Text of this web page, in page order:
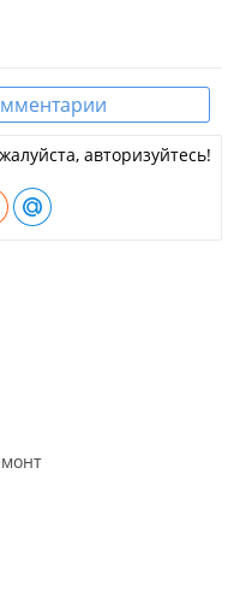
блоками;
так и под заказ с
авторизуйтесь!